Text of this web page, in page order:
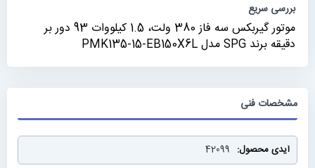
بررسی سریع
موتور گیربکس سه فاز 380 ولت، 1.5 کیلووات 93 دور بر
دقیقه برند SPG مدل PMK135-15-EB150X6L
مشخصات فنی
مشخصات
فنی 42099